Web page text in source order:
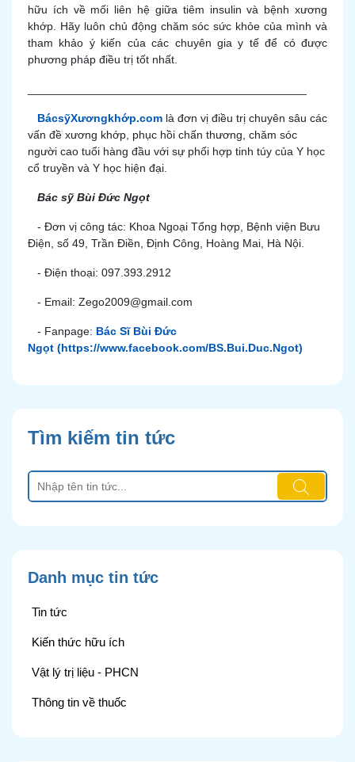
hữu ích về mối liên hệ giữa tiêm insulin và bệnh xương
khớp. Hãy luôn chủ động chăm sóc sức khỏe của mình và
tham khảo ý kiến của các chuyên gia y tế để có được
phương pháp điều trị tốt nhất.
BácsỹXươngkhớp.com là đơn vị điều trị chuyên sâu các
vấn đề xương khớp, phục hồi chấn thương, chăm sóc
người cao tuổi hàng đầu với sự phối hợp tinh túy của Y học
cổ truyền và Y học hiện đại.
Bác sỹ Bùi Đức Ngọt
- Đơn vị công tác: Khoa Ngoại Tổng hợp, Bệnh viện Bưu
Điện, số 49, Trần Điền, Định Công, Hoàng Mai, Hà Nội.
- Điện thoại: 097.393.2912
- Email: Zego2009@gmail.com
- Fanpage: Bác Sĩ Bùi Đức
Ngọt (https://www.facebook.com/BS.Bui.Duc.Ngot)
Tìm kiếm tin tức
Danh mục tin tức
Tin tức
Kiến thức hữu ích
Vật lý trị liệu - PHCN
Thông tin về thuốc